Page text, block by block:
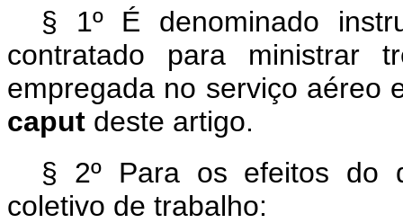
§ 1º É denominado
contratado para ministrar
empregada no serviço aéreo
caput deste artigo.
§ 2º Para os efeitos do
coletivo de trabalho: